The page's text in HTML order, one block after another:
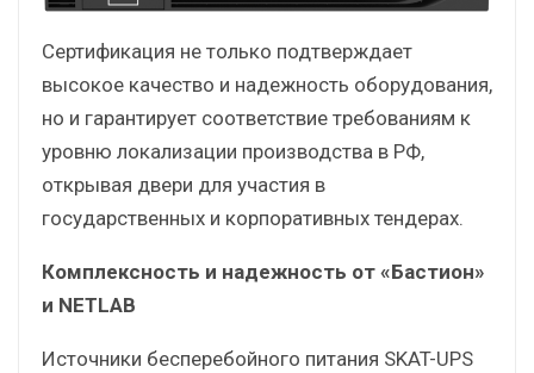
Сертификация не только подтверждает
высокое качество и надежность оборудования,
но и гарантирует соответствие требованиям к
уровню локализации производства в РФ,
открывая двери для участия в
государственных и корпоративных тендерах.
Комплексность и надежность от «Бастион»
и NETLAB
Источники бесперебойного питания SKAT-UPS